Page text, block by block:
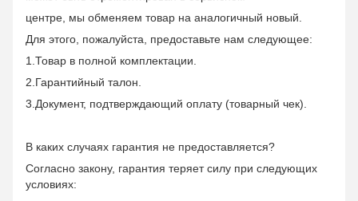
центре, мы обменяем товар на аналогичный новый.
Для этого, пожалуйста, предоставьте нам следующее:
1.Товар в полной комплектации.
2.Гарантийный талон.
3.Документ, подтверждающий оплату (товарный чек).
В каких случаях гарантия не предоставляется?
Согласно закону, гарантия теряет силу при следующих
условиях: